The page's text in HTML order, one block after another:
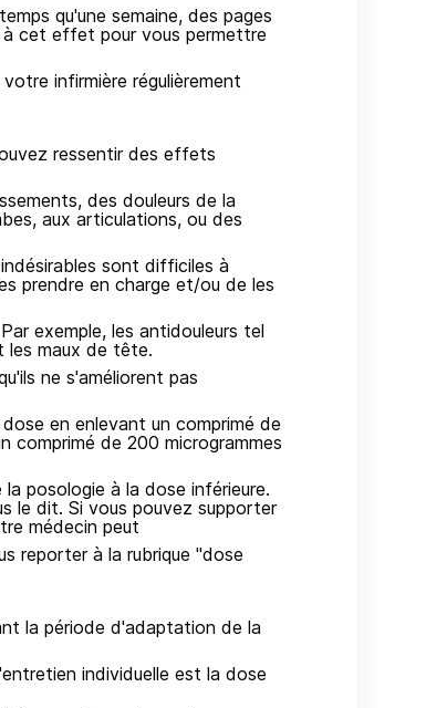
qu'une semaine, des pages
à cet effet pour vous permettre
infirmière régulièrement
ressentir des effets
des douleurs de la
aux articulations, ou des
sont difficiles à
prendre en charge et/ou de les
exemple, les antidouleurs tel
les maux de tête.
ne s'améliorent pas
en enlevant un comprimé de
comprimé de 200 microgrammes
posologie à la dose inférieure.
le dit. Si vous pouvez supporter
médecin peut
reporter à la rubrique "dose
la période d'adaptation de la
individuelle est la dose